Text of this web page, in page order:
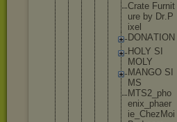
Crate Furnit
ure by Dr.P
ixel
DONATI ON
HOLY SI
MOLY
MANGO SI
MS
MTS2 _pho
enix _phaer
ie _ChezMoi